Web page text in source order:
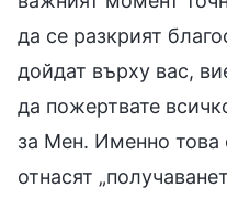
да се разкрият
дойдат върху вас,
да пожертвате
за Мен. Именно това
отнасят